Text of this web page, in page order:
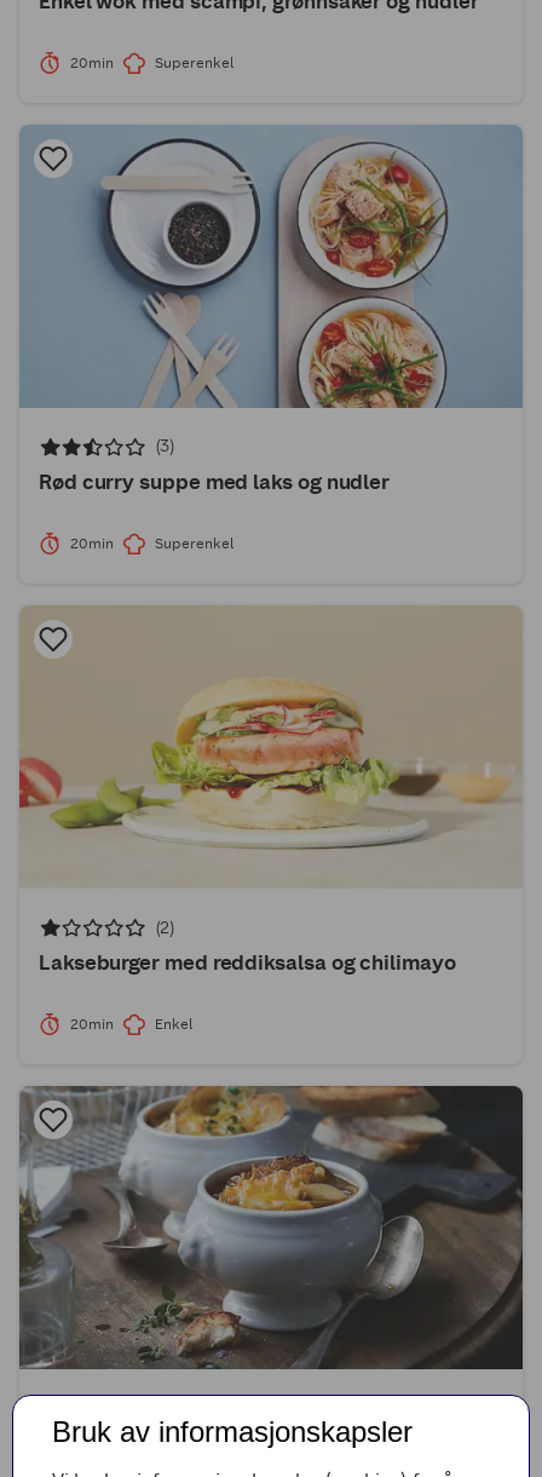
20min Superenkel
(3)
Rød curry suppe med laks og nudler
20min Superenkel
(2)
Lakseburger med reddiksalsa og chilimayo
20min Enkel
Klassisk løksuppe
Bruk av informasjonskapsler